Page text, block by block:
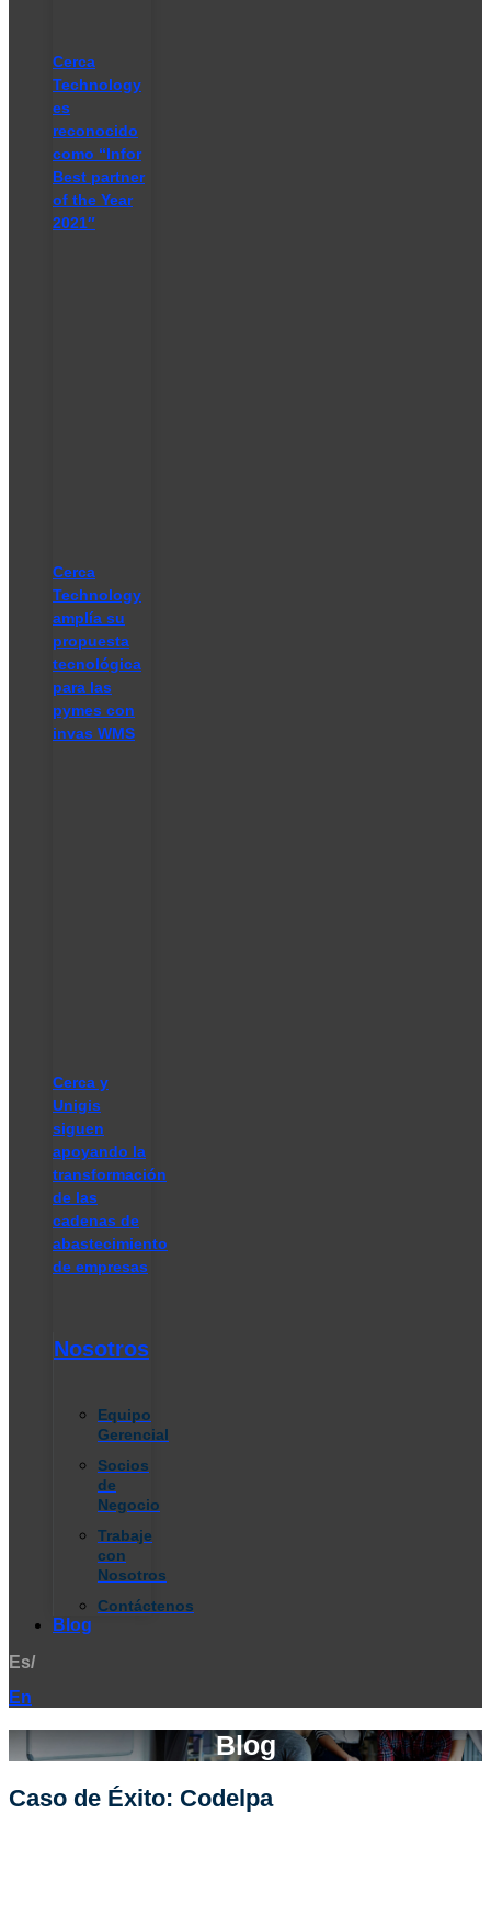
Cerca
Technology
es
reconocido
como “Infor
Best partner
of the Year
2021″
Cerca
Technology
amplía su
propuesta
tecnológica
para las
pymes con
invas WMS
Cerca y
Unigis
siguen
apoyando la
transformación
de las
cadenas de
abastecimiento
de empresas
Nosotros
Equipo
Gerencial
Socios
de
Negocio
Trabaje
con
Nosotros
Contáctenos
Blog
Es/
En
Blog
Caso de Éxito: Codelpa